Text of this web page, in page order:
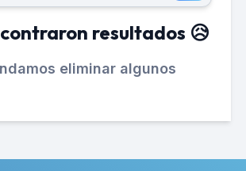
resultados 😥
eliminar algunos